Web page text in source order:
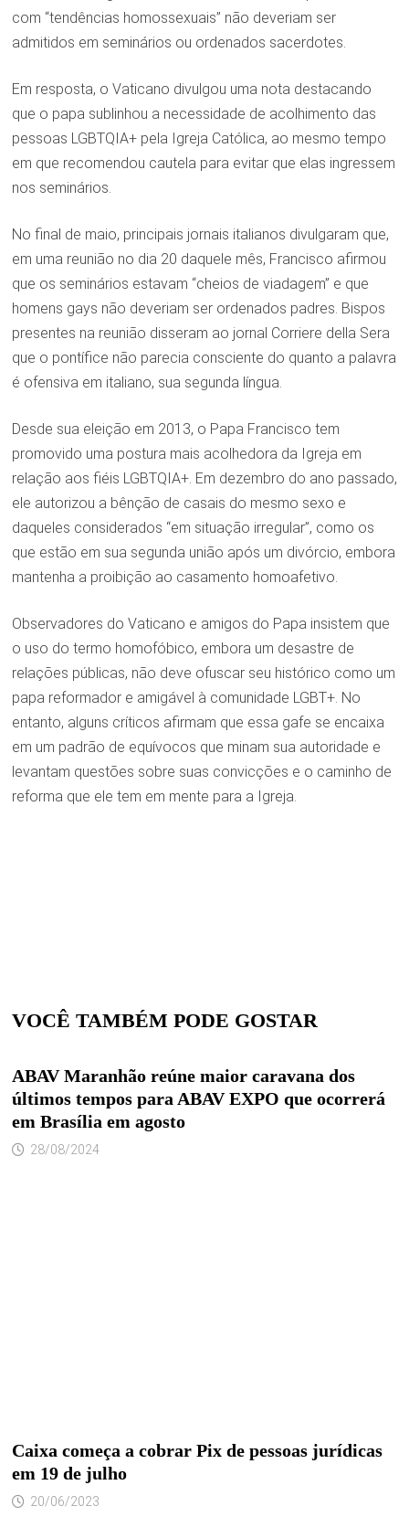
com “tendências homossexuais” não deveriam ser
admitidos em seminários ou ordenados sacerdotes.
Em resposta, o Vaticano divulgou uma nota destacando
que o papa sublinhou a necessidade de acolhimento das
pessoas LGBTQIA+ pela Igreja Católica, ao mesmo tempo
em que recomendou cautela para evitar que elas ingressem
nos seminários.
No final de maio, principais jornais italianos divulgaram que,
em uma reunião no dia 20 daquele mês, Francisco afirmou
que os seminários estavam “cheios de viadagem” e que
homens gays não deveriam ser ordenados padres. Bispos
presentes na reunião disseram ao jornal Corriere della Sera
que o pontífice não parecia consciente do quanto a palavra
é ofensiva em italiano, sua segunda língua.
Desde sua eleição em 2013, o Papa Francisco tem
promovido uma postura mais acolhedora da Igreja em
relação aos fiéis LGBTQIA+. Em dezembro do ano passado,
ele autorizou a bênção de casais do mesmo sexo e
daqueles considerados “em situação irregular”, como os
que estão em sua segunda união após um divórcio, embora
mantenha a proibição ao casamento homoafetivo.
Observadores do Vaticano e amigos do Papa insistem que
o uso do termo homofóbico, embora um desastre de
relações públicas, não deve ofuscar seu histórico como um
papa reformador e amigável à comunidade LGBT+. No
entanto, alguns críticos afirmam que essa gafe se encaixa
em um padrão de equívocos que minam sua autoridade e
levantam questões sobre suas convicções e o caminho de
reforma que ele tem em mente para a Igreja.
VOCÊ TAMBÉM PODE GOSTAR
ABAV Maranhão reúne maior caravana dos
últimos tempos para ABAV EXPO que ocorrerá
em Brasília em agosto
28/08/2024
Caixa começa a cobrar Pix de pessoas jurídicas
em 19 de julho
20/06/2023